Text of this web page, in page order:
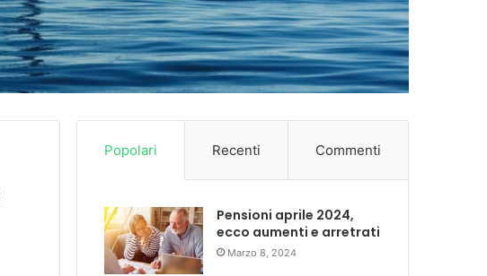
Popolari Recenti Commenti
Pensioni aprile 2024,
ecco aumenti e arretrati
Marzo 8, 2024